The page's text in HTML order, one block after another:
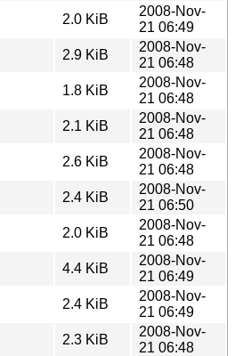
2.0 KiB
2008-Nov-
21 06:49
2.9 KiB
2008-Nov-
21 06:48
1.8 KiB
2008-Nov-
21 06:48
2.1 KiB
2008-Nov-
21 06:48
2.6 KiB
2008-Nov-
21 06:48
2.4 KiB
2008-Nov-
21 06:50
2.0 KiB
2008-Nov-
21 06:48
4.4 KiB
2008-Nov-
21 06:49
2.4 KiB
2008-Nov-
21 06:49
2.3 KiB
2008-Nov-
21 06:48